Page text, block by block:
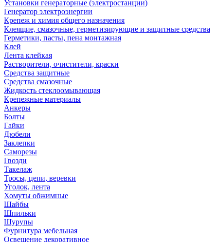
Установки генераторные (электростанции)
Генератор электроэнергии
Крепеж и химия общего назначения
Клеящие, смазочные, герметизирующие и защитные средства
Герметики, пасты, пена монтажная
Клей
Лента клейкая
Растворители, очистители, краски
Средства защитные
Средства смазочные
Жидкость стеклоомывающая
Крепежные материалы
Анкеры
Болты
Гайки
Дюбели
Заклепки
Саморезы
Гвозди
Такелаж
Тросы, цепи, веревки
Уголок, лента
Хомуты обжимные
Шайбы
Шпильки
Шурупы
Фурнитура мебельная
Освещение декоративное